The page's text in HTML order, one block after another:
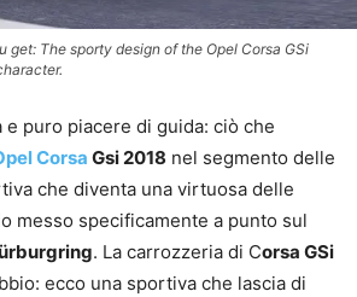
get: The sporty design of the Opel Corsa GSi
puro piacere di guida: ciò che
Corsa Gsi 2018 nel segmento delle
che diventa una virtuosa delle
messo specificamente a punto sul
. La carrozzeria di Corsa GSi
ecco una sportiva che lascia di